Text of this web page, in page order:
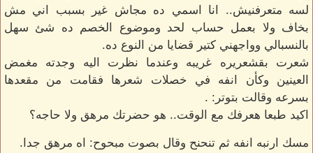
لسه متعرفنيش.. انا اسمي ده مجاش غير بسبب اني مش
بخاف ولا بعمل حساب لحد وموضوع الخصم ده شئ سهل
بالنسبالي وواجهني كتير قضايا من النوع ده.
شعرت بقشعريره غريبه وعندما نظرت اليه وجدته مغمض
العينين وكأن انفه في خصلات شعرها فقامت من مقعدها
بسرعه وقالت بتوتر: .
اكيد طبعا هعرفك مع الوقت.. هو حضرتك مرهق ولا حاجه؟
مسك ارنبه انفه ثم تنحنح وقال بصوت مبحوح: اه مرهق جدا.